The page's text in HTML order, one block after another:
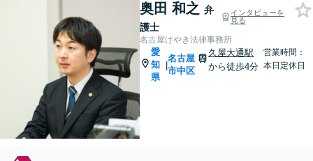
奥田 和之 弁
護士
インタビューを
見る
名古屋けやき法律事務所
愛
知
県
|
名古屋
市中区
久屋大通駅
から徒歩4分
営業時間：
本日定休日